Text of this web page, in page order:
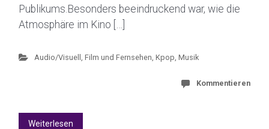
Publikums.Besonders beeindruckend war, wie die
Atmosphäre im Kino […]
Audio/Visuell Film und Fernsehen Kpop Musik
Kommentieren
Weiterlesen